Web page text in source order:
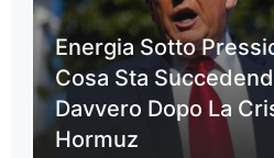
Energia Sotto
Cosa Sta
Davvero Dopo La
Hormuz